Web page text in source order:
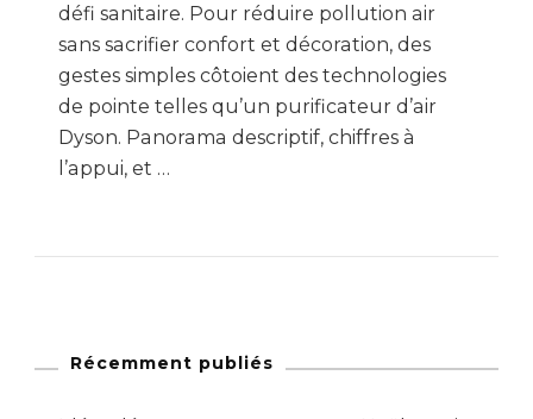
défi sanitaire. Pour réduire pollution air
sans sacrifier confort et décoration, des
gestes simples côtoient des technologies
de pointe telles qu’un purificateur d’air
Dyson. Panorama descriptif, chiffres à
l’appui, et …
Récemment publiés